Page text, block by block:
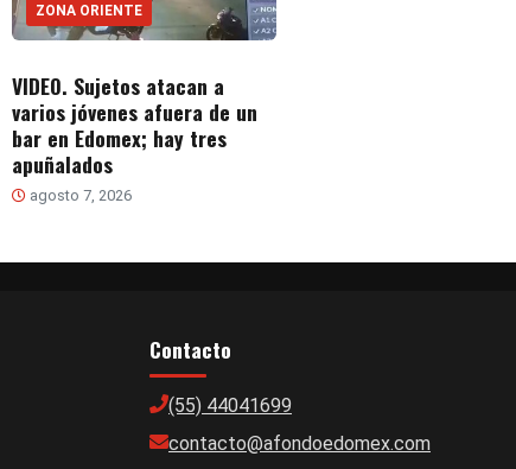
ZONA ORIENTE
VIDEO. Sujetos atacan a
varios jóvenes afuera de un
bar en Edomex; hay tres
apuñalados
agosto 7, 2026
Contacto
(55) 44041699
contacto@afondoedomex.com